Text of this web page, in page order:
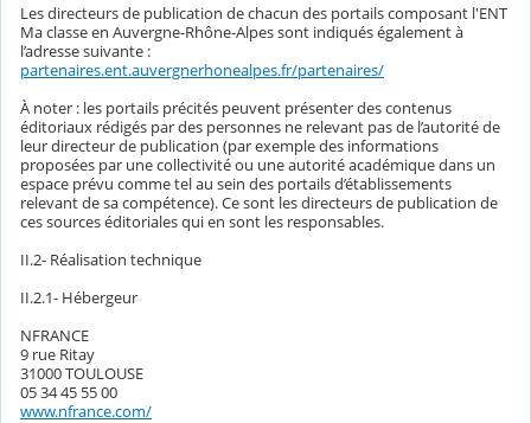
Les directeurs de publication de chacun des portails composant l'ENT
Ma classe en Auvergne-Rhône-Alpes sont indiqués également à
l’adresse suivante :
partenaires.ent.auvergnerhonealpes.fr/partenaires/
À noter : les portails précités peuvent présenter des contenus
éditoriaux rédigés par des personnes ne relevant pas de l’autorité de
leur directeur de publication (par exemple des informations
proposées par une collectivité ou une autorité académique dans un
espace prévu comme tel au sein des portails d’établissements
relevant de sa compétence). Ce sont les directeurs de publication de
ces sources éditoriales qui en sont les responsables.
II.2- Réalisation technique
II.2.1- Hébergeur
NFRANCE
9 rue Ritay
31000 TOULOUSE
05 34 45 55 00
www.nfrance.com/